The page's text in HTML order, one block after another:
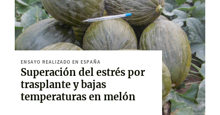
ENSAYO REALIZADO EN ESPAÑA
Superación del estrés por
trasplante y bajas
temperaturas en melón